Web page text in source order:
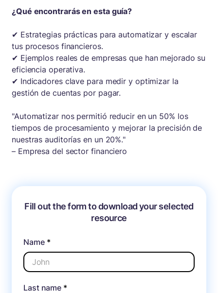
¿Qué encontrarás en esta guía?
✔ Estrategias prácticas para automatizar y escalar
tus procesos financieros.
✔ Ejemplos reales de empresas que han mejorado su
eficiencia operativa.
✔ Indicadores clave para medir y optimizar la
gestión de cuentas por pagar.
"Automatizar nos permitió reducir en un 50% los
tiempos de procesamiento y mejorar la precisión de
nuestras auditorías en un 20%."
– Empresa del sector financiero
Fill out the form to download your selected
resource
Name *
Last name *